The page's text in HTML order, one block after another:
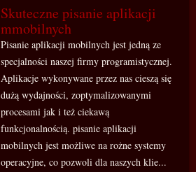
Skuteczne pisanie aplikacji
mmobilnych
Pisanie aplikacji mobilnych jest jedną ze
specjalności naszej firmy programistycznej.
Aplikacje wykonywane przez nas cieszą się
dużą wydajności, zoptymalizowanymi
procesami jak i też ciekawą
funkcjonalnością. pisanie aplikacji
mobilnych jest możliwe na rożne systemy
operacyjne, co pozwoli dla naszych klie...